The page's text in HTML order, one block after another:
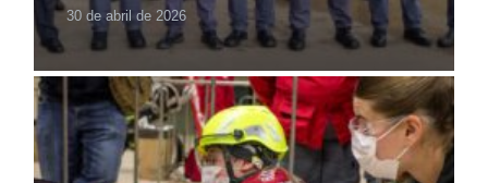
30 de abril de 2026